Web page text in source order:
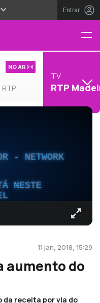
Entrar
NO AR
TV
RTP
- NETWORK
NESTE
11 jan, 2018, 15:29
aumento do
da receita por via do